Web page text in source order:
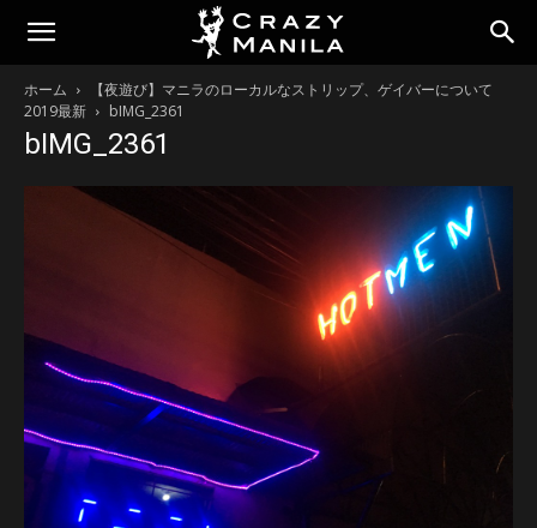
ホーム
【夜遊び】マニラのローカルなストリップ、ゲイバーについて
2019最新
bIMG_2361
bIMG_2361